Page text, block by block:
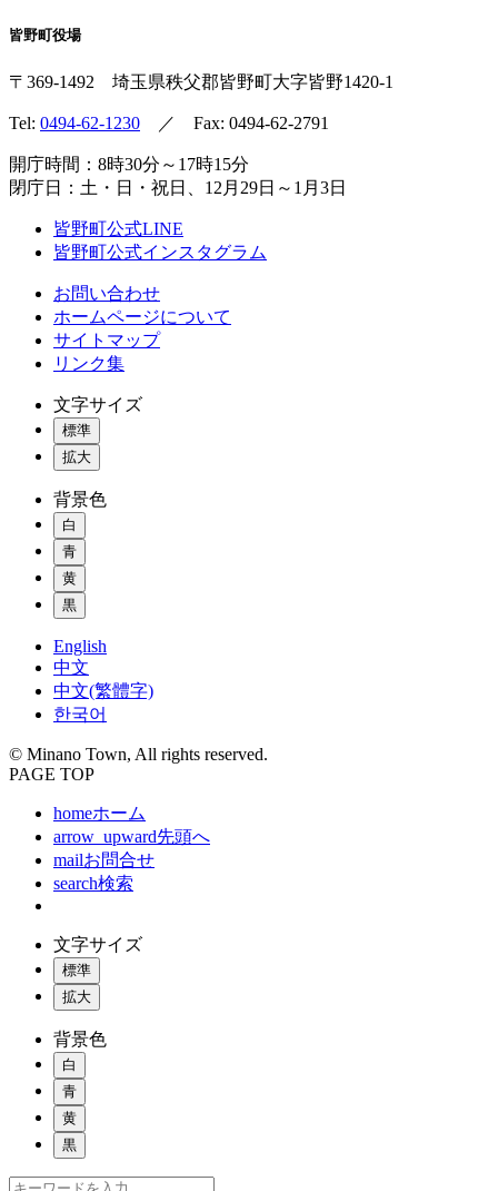
皆野町役場
〒369-1492 埼玉県秩父郡皆野町大字皆野1420-1
Tel: 0494-62-1230 ／ Fax: 0494-62-2791
開庁時間：8時30分～17時15分
閉庁日：土・日・祝日、12月29日～1月3日
皆野町公式LINE
皆野町公式インスタグラム
お問い合わせ
ホームページについて
サイトマップ
リンク集
文字サイズ
標準
拡大
背景色
白
青
黄
黒
English
中文
中文(繁體字)
한국어
© Minano Town, All rights reserved.
PAGE TOP
homeホーム
arrow_upward先頭へ
mailお問合せ
search検索
文字サイズ
標準
拡大
背景色
白
青
黄
黒